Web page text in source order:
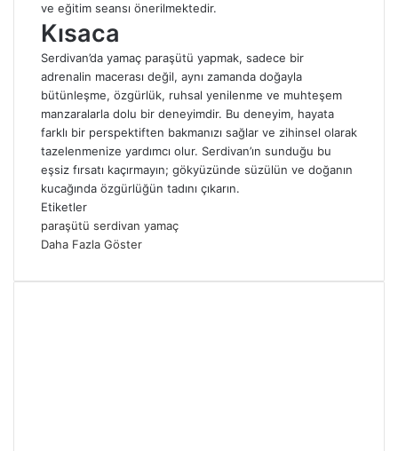
ve eğitim seansı önerilmektedir.
Kısaca
Serdivan’da yamaç paraşütü yapmak, sadece bir
adrenalin macerası değil, aynı zamanda doğayla
bütünleşme, özgürlük, ruhsal yenilenme ve muhteşem
manzaralarla dolu bir deneyimdir. Bu deneyim, hayata
farklı bir perspektiften bakmanızı sağlar ve zihinsel olarak
tazelenmenize yardımcı olur. Serdivan’ın sunduğu bu
eşsiz fırsatı kaçırmayın; gökyüzünde süzülün ve doğanın
kucağında özgürlüğün tadını çıkarın.
Etiketler
paraşütü serdivan yamaç
Daha Fazla Göster